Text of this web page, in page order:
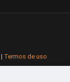
| Termos de uso